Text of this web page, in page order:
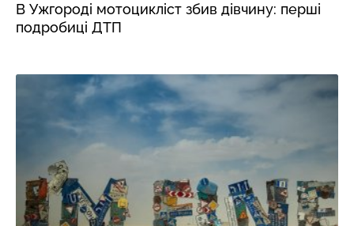
В Ужгороді мотоцикліст збив дівчину: перші
подробиці ДТП